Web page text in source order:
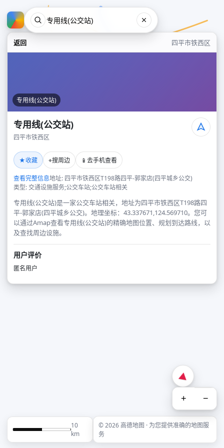
返回 四平市铁西区
专用线(公交站)
专用线(公交站)
四平市铁西区
★收藏 ⌖搜周边 📱 去手机查看
查看完整信息地址: 四平市铁西区T198路四平-郭家店(四平城乡公交)
类型: 交通设施服务;公交车站;公交车站相关
专用线(公交站)是一家公交车站相关，地址为四平市铁西区T198路四
平-郭家店(四平城乡公交)。地理坐标：43.337671,124.569710。您可
以通过Amap查看专用线(公交站)的精确地图位置、规划到达路线，以
及查找周边设施。
用户评价
匿名用户
+ −
10
km
© 2026 高德地图 · 为您提供准确的地图服
务